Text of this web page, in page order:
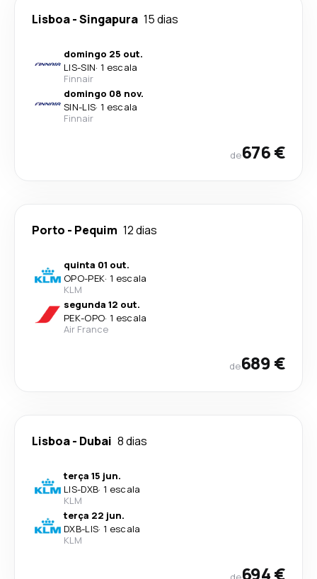
Lisboa-Singapura 15 dias
domingo 25 out.
LIS-SIN· 1 escala
Finnair
domingo 08 nov.
SIN-LIS· 1 escala
Finnair
de676 €
Porto - Pequim 12 dias
quinta 01 out.
OPO-PEK· 1 escala
KLM
segunda 12 out.
PEK-OPO· 1 escala
Air France
de689 €
Lisboa- Dubai 8 dias
terça 15 jun.
LIS-DXB· 1 escala
KLM
terça 22 jun.
DXB-LIS· 1 escala
KLM
694 €